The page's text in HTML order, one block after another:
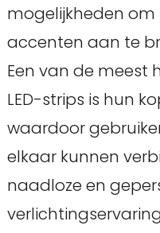
mogelijkheden om
accenten aan te
Een van de meest
LED-strips is hun
waardoor
elkaar kunnen
naadloze en